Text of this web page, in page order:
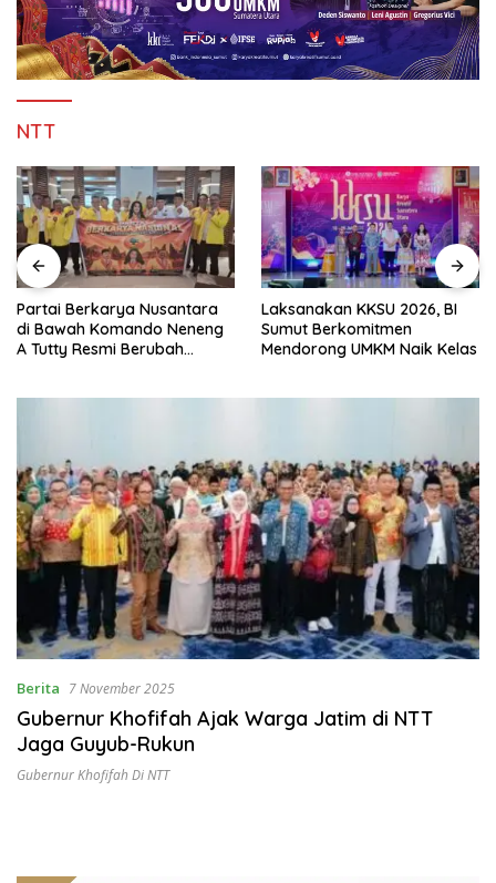
NTT
Partai Berkarya Nusantara
di Bawah Komando Neneng
A Tutty Resmi Berubah
Laksanakan KKSU 2026, BI
Sumut Berkomitmen
Mendorong UMKM Naik Kelas
Berita 7 November 2025
Gubernur Khofifah Ajak Warga Jatim di NTT
Jaga Guyub-Rukun
Gubernur Khofifah Di NTT